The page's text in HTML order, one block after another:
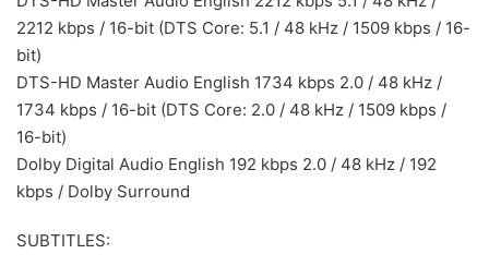
2212 kbps / 16-bit (DTS Core: 5.1 / 48 kHz / 1509 kbps / 16-
bit)
DTS-HD Master Audio English 1734 kbps 2.0 / 48 kHz /
1734 kbps / 16-bit (DTS Core: 2.0 / 48 kHz / 1509 kbps /
16-bit)
Dolby Digital Audio English 192 kbps 2.0 / 48 kHz / 192
kbps / Dolby Surround
SUBTITLES: